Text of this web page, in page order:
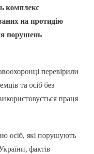
комплекс
на протидію
порушень
перевірили
та осіб без
праця
осіб, які порушують
фактів